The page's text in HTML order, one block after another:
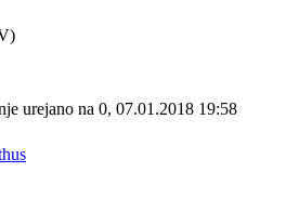
urejano na 0, 07.01.2018 19:58